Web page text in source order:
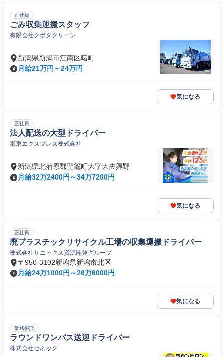
正社員
ごみ収集運搬スタッフ
有限会社クボタクリーン
新潟県新潟市江南区曙町
月給21万円～24万円
気になる
正社員
法人配送の大型ドライバー
郡東エクスプレス株式会社
新潟県北蒲原郡聖籠町大字大夫興野
月給32万2400円～34万7200円
気になる
正社員
廃プラスチックリサイクル工場の収集運搬ドライバー
株式会社サニックス資源開発グループ
〒950-3102新潟県新潟市北区
月給24万1000円～26万6000円
気になる
業務委託
ラウンドワンバス送迎ドライバー
株式会社セネック